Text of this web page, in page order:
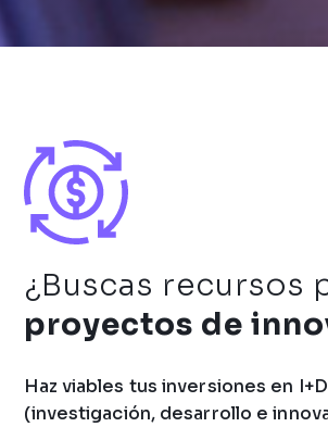
¿Buscas recursos
proyectos de
Haz viables tus inversiones en
(investigación, desarrollo e